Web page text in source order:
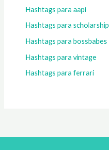
Hashtags para aapi
Hashtags para scholarship
Hashtags para bossbabes
Hashtags para vintage
Hashtags para ferrari